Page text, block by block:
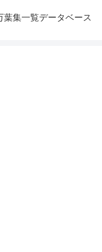
葉集一覧データベース